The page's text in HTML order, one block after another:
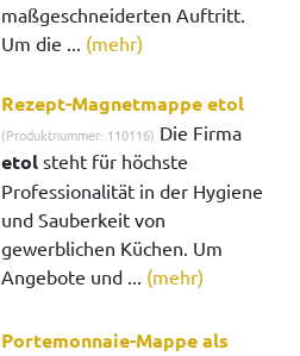
maßgeschneiderten Auftritt.
Um die ... (mehr)
Rezept-Magnetmappe etol
(Produktnummer: 110116) Die Firma
etol steht für höchste
Professionalität in der Hygiene
und Sauberkeit von
gewerblichen Küchen. Um
Angebote und ... (mehr)
Portemonnaie-Mappe als